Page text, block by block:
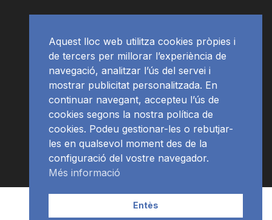
APP Programació
Aquest lloc web utilitza cookies pròpies i
de tercers per millorar l’experiència de
navegació, analitzar l’ús del servei i
mostrar publicitat personalitzada. En
continuar navegant, accepteu l’ús de
cookies segons la nostra política de
cookies. Podeu gestionar-les o rebutjar-
les en qualsevol moment des de la
configuració del vostre navegador.
Més informació
Entès